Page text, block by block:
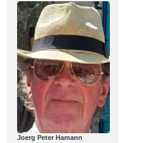
Joerg Peter Hamann